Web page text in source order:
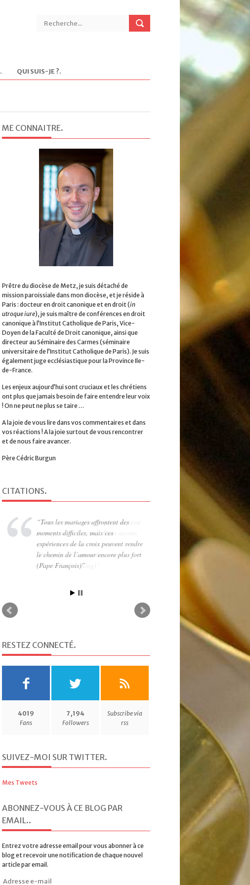
. QUI SUIS-JE ?.
ME CONNAITRE.
Prêtre du diocèse de Metz, je suis détaché de
mission paroissiale dans mon diocèse, et je réside à
Paris : docteur en droit canonique et en droit (in
utroque iure), je suis maître de conférences en droit
canonique à l’Institut Catholique de Paris, Vice-
Doyen de la Faculté de Droit canonique, ainsi que
directeur au Séminaire des Carmes (séminaire
universitaire de l’Institut Catholique de Paris). Je suis
également juge ecclésiastique pour la Province Ile-
de-France.
Les enjeux aujourd’hui sont cruciaux et les chrétiens
ont plus que jamais besoin de faire entendre leur voix
! On ne peut ne plus se taire …
A la joie de vous lire dans vos commentaires et dans
vos réactions ! A la joie surtout de vous rencontrer
et de nous faire avancer.
Père Cédric Burgun
CITATIONS.
Tous les mariages affrontent des
moments difficiles, mais ces
expériences de la croix peuvent rendre
le chemin de l’amour encore plus fort
(Pape François)
RESTEZ CONNECTÉ.
4019
Fans
7,194
Followers
Subscribe via
rss
SUIVEZ-MOI SUR TWITTER.
Mes Tweets
ABONNEZ-VOUS À CE BLOG PAR
EMAIL..
Entrez votre adresse email pour vous abonner à ce
blog et recevoir une notification de chaque nouvel
article par email.
Adresse